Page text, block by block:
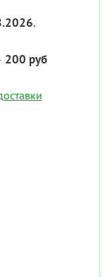
.
200 руб